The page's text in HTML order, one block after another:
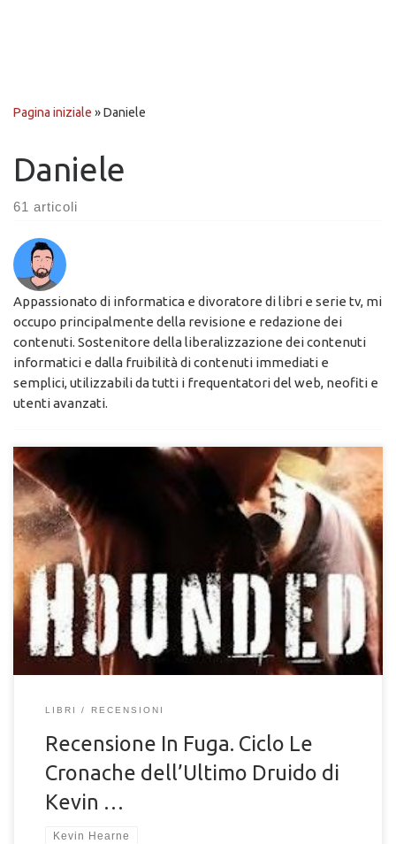
Pagina iniziale »Daniele
Daniele
61 articoli
Appassionato di informatica e divoratore di libri e serie tv, mi
occupo principalmente della revisione e redazione dei
contenuti. Sostenitore della liberalizzazione dei contenuti
informatici e dalla fruibilità di contenuti immediati e
semplici, utilizzabili da tutti i frequentatori del web, neofiti e
utenti avanzati.
Il protagonista, Atticus O’Sullivan, è un druido millenario che
gestisce una libreria dell’occulto a Tempe, in Arizona. La sua
tranquilla vita viene sconvolta quando ruba la spada Fragarach a
un dio celtico e si ritrova braccato da divinità, licantropi, vampiri
e altre creature sovrannaturali. Ho deciso di leggere questo
libro subito dopo il secondo volume del ciclo Dresden Files per
[…]
LIBRI RECENSIONI
Recensione In Fuga. Ciclo Le
Cronache dell’Ultimo Druido di
Kevin …
Kevin Hearne